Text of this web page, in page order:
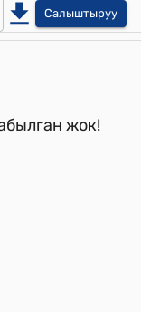
Салыштыруу
жок!